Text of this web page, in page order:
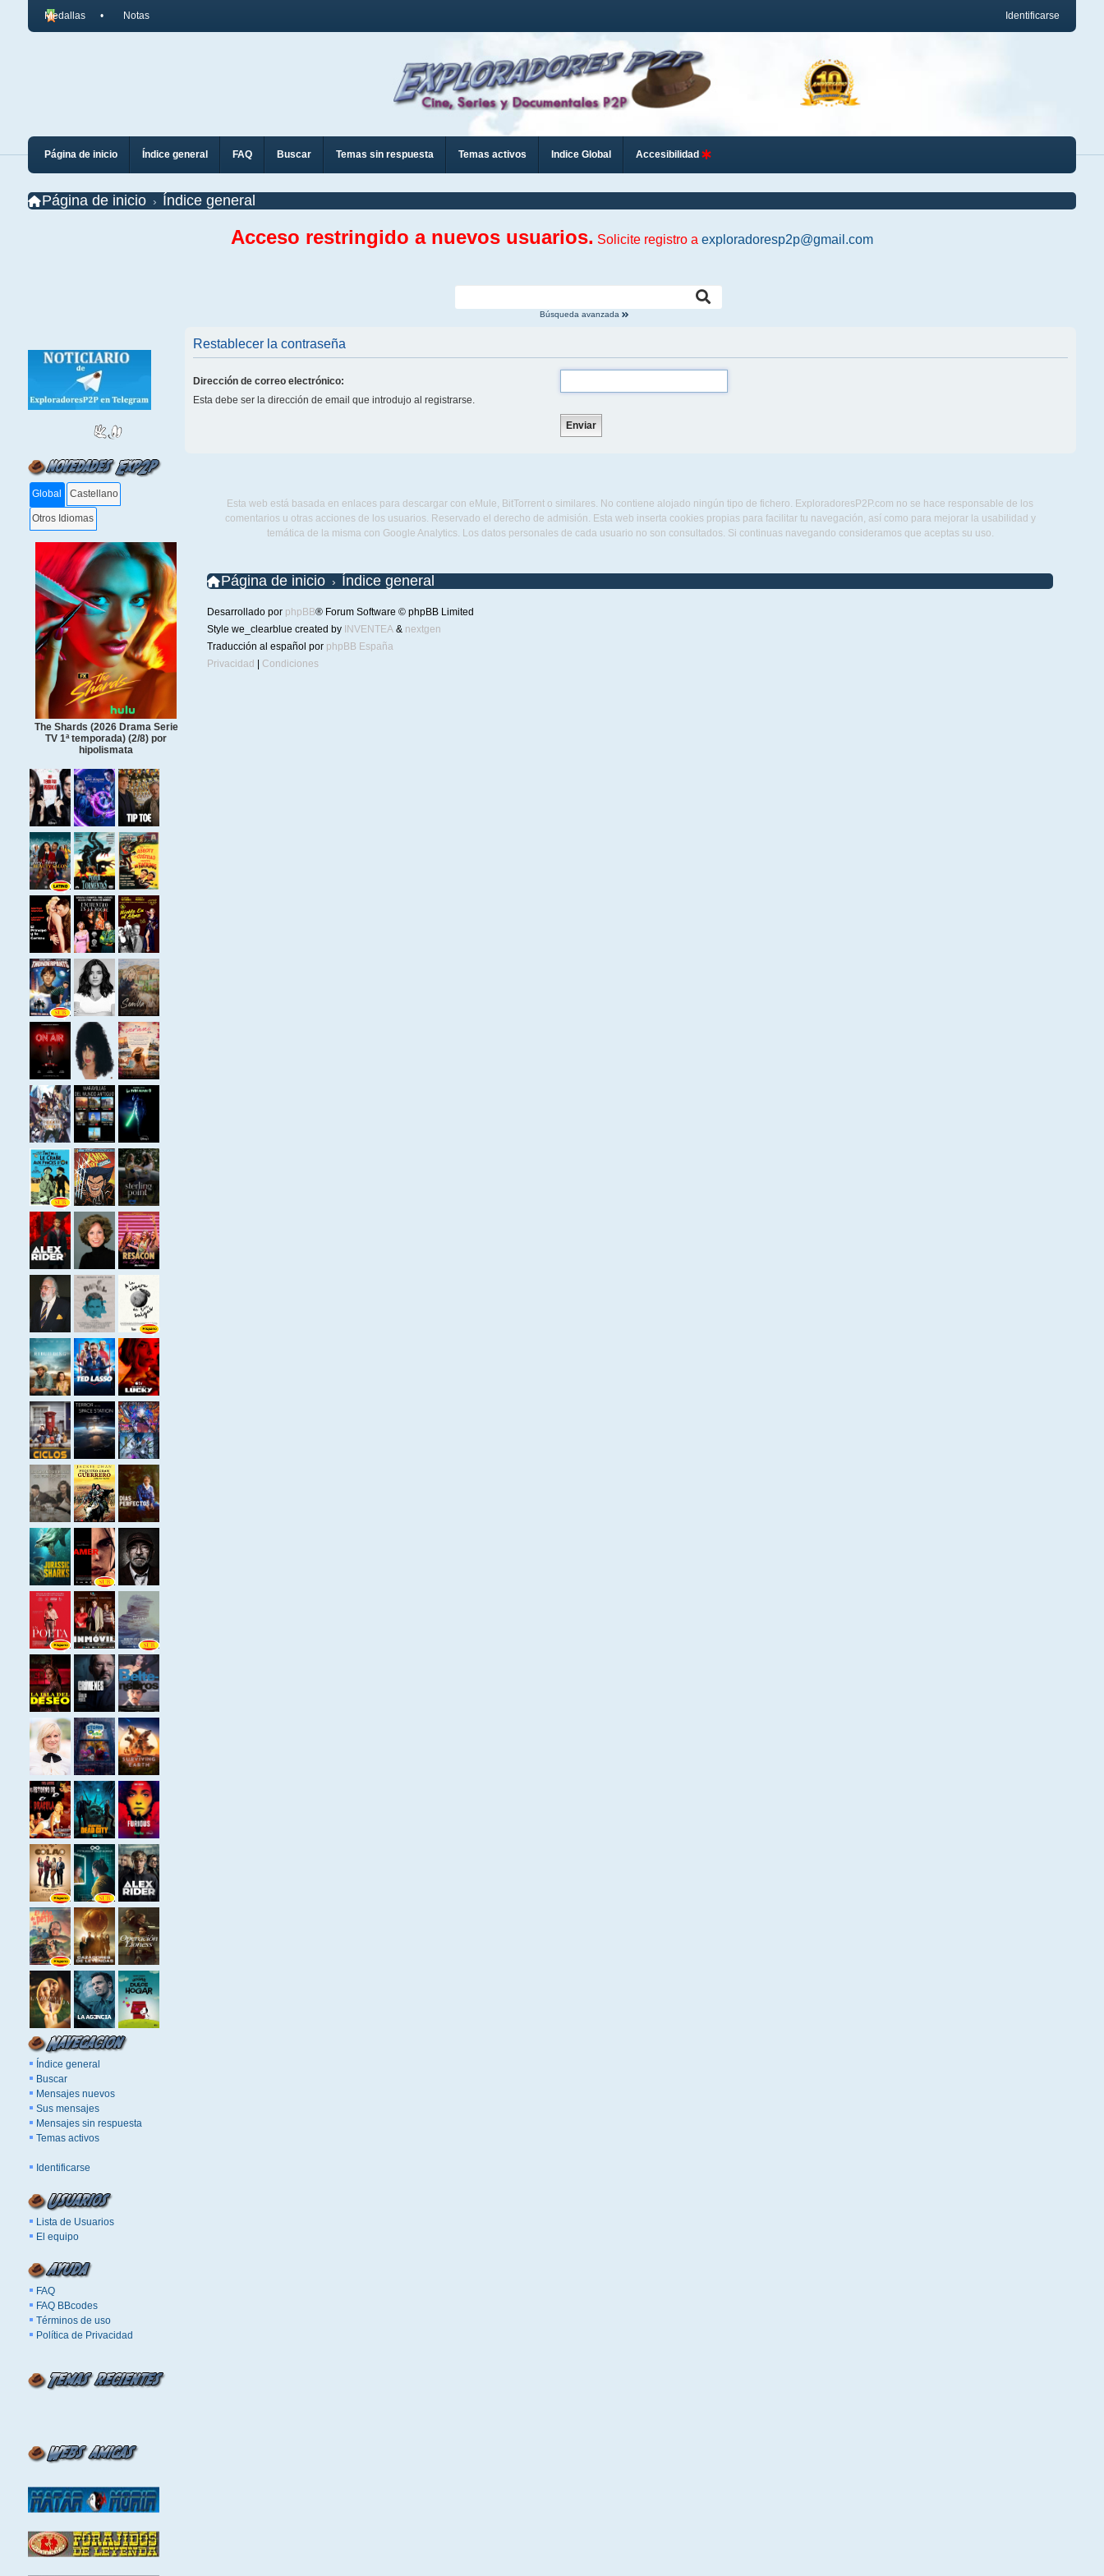
Identificarse
Medallas Notas
Página de inicio Índice general FAQ Buscar Temas sin respuesta Temas activos Indice Global Accesibilidad
Página de inicio Índice general
Acceso restringido a nuevos usuarios. Solicite registro a exploradoresp2p@gmail.com
Búsqueda avanzada
Global Castellano
Otros Idiomas
The Shards (2026 Drama Serie
TV 1ª temporada) (2/8) por
hipolismata
Índice general
Buscar
Mensajes nuevos
Sus mensajes
Mensajes sin respuesta
Temas activos
Identificarse
Lista de Usuarios
El equipo
FAQ
FAQ BBcodes
Términos de uso
Política de Privacidad
Restablecer la contraseña
Dirección de correo electrónico:
Esta debe ser la dirección de email que introdujo al registrarse.
Esta web está basada en enlaces para descargar con eMule, BitTorrent o similares. No contiene alojado ningún tipo de fichero. ExploradoresP2P.com no se hace responsable de los
comentarios u otras acciones de los usuarios. Reservado el derecho de admisión. Esta web inserta cookies propias para facilitar tu navegación, así como para mejorar la usabilidad y
temática de la misma con Google Analytics. Los datos personales de cada usuario no son consultados. Si continuas navegando consideramos que aceptas su uso.
Página de inicio Índice general
Desarrollado por phpBB® Forum Software © phpBB Limited
Style we_clearblue created by INVENTEA& nextgen
Traducción al español por phpBB España
Privacidad
Condiciones